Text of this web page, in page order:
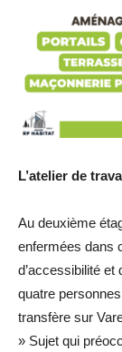
L’atelier de
Au deuxième
enfermées dans
d’accessibilité et
quatre
transfère sur
» Sujet qui